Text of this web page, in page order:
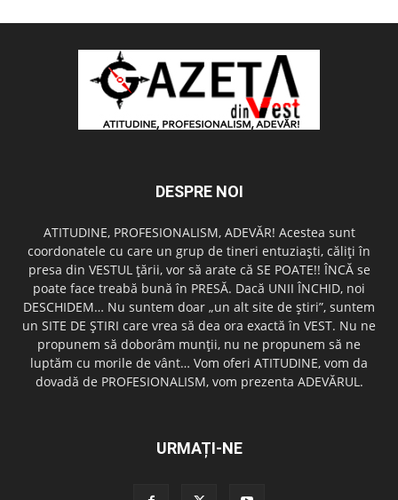
DESPRE NOI
ATITUDINE, PROFESIONALISM, ADEVĂR! Acestea sunt
coordonatele cu care un grup de tineri entuziaşti, căliţi în
presa din VESTUL ţării, vor să arate că SE POATE!! ÎNCĂ se
poate face treabă bună în PRESĂ. Dacă UNII ÎNCHID, noi
DESCHIDEM… Nu suntem doar „un alt site de ştiri”, suntem
un SITE DE ŞTIRI care vrea să dea ora exactă în VEST. Nu ne
propunem să doborâm munţii, nu ne propunem să ne
luptăm cu morile de vânt… Vom oferi ATITUDINE, vom da
dovadă de PROFESIONALISM, vom prezenta ADEVĂRUL.
URMAȚI-NE